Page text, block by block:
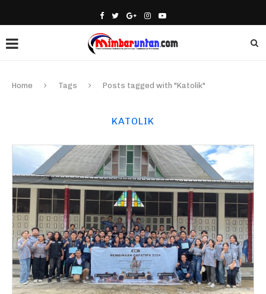
Home Tags Posts tagged with "Katolik"
KATOLIK